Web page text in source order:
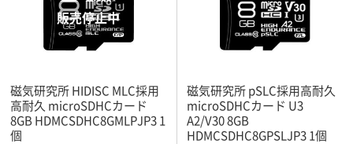
磁気研究所 HIDISC MLC採用
高耐久 microSDHCカード
8GB HDMCSDHC8GMLPJP3 1
個
磁気研究所 pSLC採用高耐久
microSDHCカード U3
A2/V30 8GB
HDMCSDHC8GPSLJP3 1個